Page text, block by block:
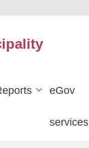
eGov
services